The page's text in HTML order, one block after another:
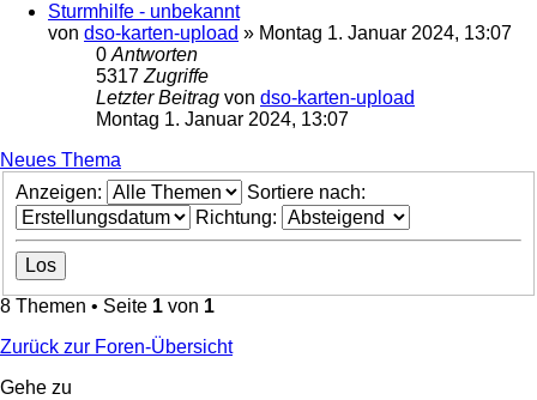
Sturmhilfe - unbekannt
von dso-karten-upload » Montag 1. Januar 2024, 13:07
0Antworten
5317Zugriffe
Letzter Beitrag von dso-karten-upload
Montag 1. Januar 2024, 13:07
Neues Thema
Anzeigen:
Sortiere nach:
Richtung:
8 Themen • Seite 1 von 1
Zurück zur Foren-Übersicht
Gehe zu